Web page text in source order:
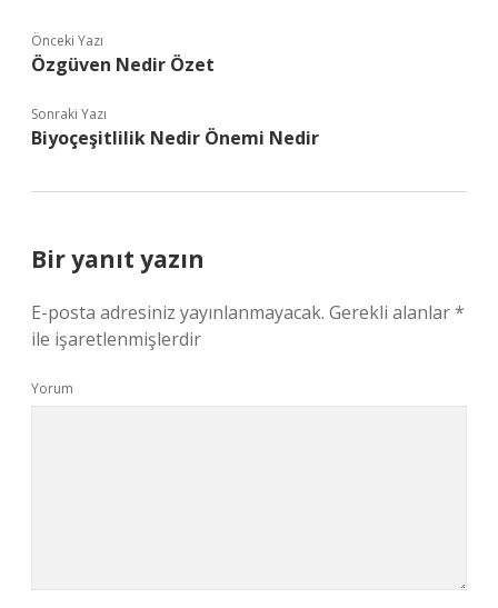
Önceki Yazı
Özgüven Nedir Özet
Sonraki Yazı
Biyoçeşitlilik Nedir Önemi Nedir
Bir yanıt yazın
E-posta adresiniz yayınlanmayacak. Gerekli alanlar*
ile işaretlenmişlerdir
Yorum